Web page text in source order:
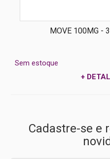
MOVE 100MG -
Sem estoque
+
Cadastre-se e